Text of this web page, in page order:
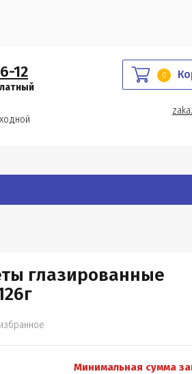
12 0
глазированные
Минимальная сумма